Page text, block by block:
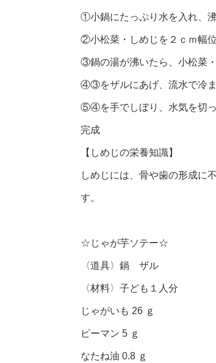
①小鍋にたっぷり水を入れ、沸
②小松菜・しめじを２ｃｍ幅位
③鍋の湯が沸いたら、小松菜
④③をザルにあげ、流水で冷ま
⑤④を手でしぼり、水気を切っ
完成
【しめじの栄養知識】
しめじには、骨や歯の形成に
す。
☆じゃが芋ソテー☆
〈道具〉鍋 ザル
〈材料〉子ども１人分
じゃがいも 26 ｇ
ピーマン 5 ｇ
なたね油 0.8 ｇ